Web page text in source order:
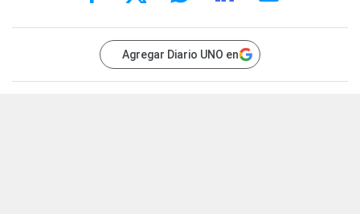
Agregar Diario UNO en